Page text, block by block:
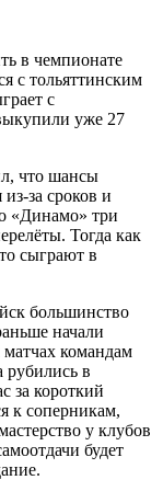
в чемпионате
с тольяттинским
с
уже 27
что шансы
за сроков и
«Динамо» три
Тогда как
сыграют в
большинство
начали
командам
в
за короткий
к соперникам,
у клубов
будет